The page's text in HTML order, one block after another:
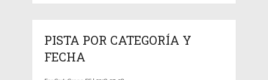
PISTA POR CATEGORÍA Y
FECHA